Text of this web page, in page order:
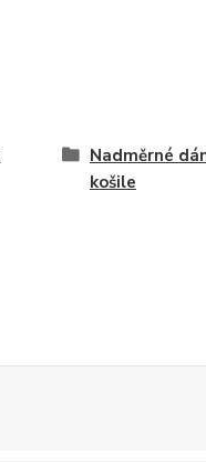
Nadměrné
košile